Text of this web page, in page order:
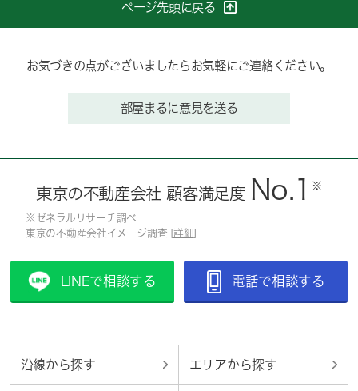
ページ先頭に戻る
お気づきの点がございましたらお気軽にご連絡ください。
部屋まるに意見を送る
東京の不動産会社 顧客満足度 No.1 ※
※ゼネラルリサーチ調べ
東京の不動産会社イメージ調査 [詳細]
LINEで相談する 電話で相談する
沿線から探す エリアから探す